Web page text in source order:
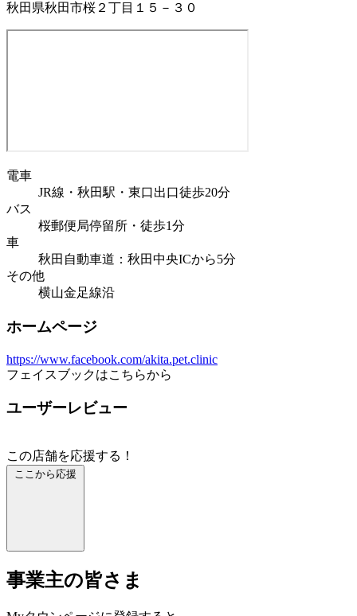
秋田県秋田市桜２丁目１５－３０
電車
JR線・秋田駅・東口出口徒歩20分
バス
桜郵便局停留所・徒歩1分
車
秋田自動車道：秋田中央ICから5分
その他
横山金足線沿
ホームページ
https://www.facebook.com/akita.pet.clinic
フェイスブックはこちらから
ユーザーレビュー
この店舗を応援する！
ここから応援
事業主の皆さま